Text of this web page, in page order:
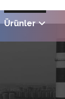
Ürünler